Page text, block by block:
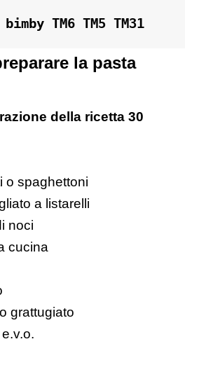
TM6 TM5 TM31
la pasta
della ricetta 30
o spaghettoni
a listarelli
noci
cucina
grattugiato